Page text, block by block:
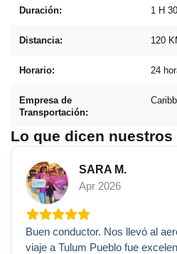
Duración: 1 H
Distancia: 120
Horario: 24
Empresa de
Transportación:
Lo que dicen
SARA M.
Apr 2026
Buen conductor. Nos llevó al
viaje a Tulum Pueblo fue